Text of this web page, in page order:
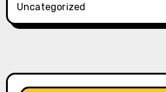
Uncategorized